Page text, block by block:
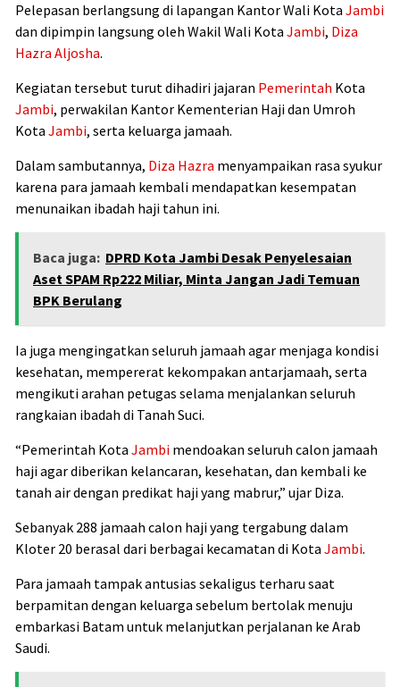
Pelepasan berlangsung di lapangan Kantor Wali Kota Jambi
dan dipimpin langsung oleh Wakil Wali Kota Jambi, Diza
Hazra Aljosha.
Kegiatan tersebut turut dihadiri jajaran Pemerintah Kota
Jambi, perwakilan Kantor Kementerian Haji dan Umroh
Kota Jambi, serta keluarga jamaah.
Dalam sambutannya, Diza Hazra menyampaikan rasa syukur
karena para jamaah kembali mendapatkan kesempatan
menunaikan ibadah haji tahun ini.
Baca juga: DPRD Kota Jambi Desak Penyelesaian
Aset SPAM Rp222 Miliar, Minta Jangan Jadi Temuan
BPK Berulang
Ia juga mengingatkan seluruh jamaah agar menjaga kondisi
kesehatan, mempererat kekompakan antarjamaah, serta
mengikuti arahan petugas selama menjalankan seluruh
rangkaian ibadah di Tanah Suci.
“Pemerintah Kota Jambi mendoakan seluruh calon jamaah
haji agar diberikan kelancaran, kesehatan, dan kembali ke
tanah air dengan predikat haji yang mabrur,” ujar Diza.
Sebanyak 288 jamaah calon haji yang tergabung dalam
Kloter 20 berasal dari berbagai kecamatan di Kota Jambi.
Para jamaah tampak antusias sekaligus terharu saat
berpamitan dengan keluarga sebelum bertolak menuju
embarkasi Batam untuk melanjutkan perjalanan ke Arab
Saudi.